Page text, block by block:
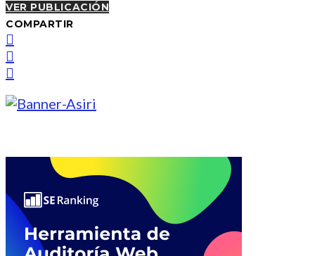
VER PUBLICACIÓN
COMPARTIR